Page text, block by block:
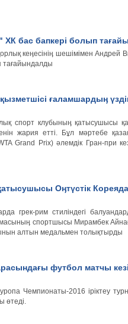
бас бапкері болып
кеӊесініӊ шешімімен Андрей
тағайындалды
ғаламшардыӊ
спорт клубыныӊ қатысушысы
жария етті. Бұл мәртебе
Grand Prix) әлемдік Гран-при
Оӊтүстік
грек-рим стиліндегі
спортшысы Мирамбек
алтын медальмен толықтырды
футбол матчы
Чемпионаты-2016 іріктеу
өтеді.